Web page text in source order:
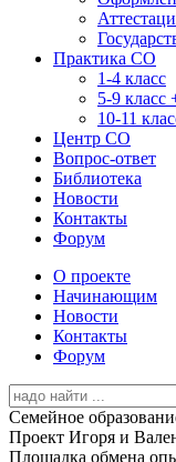
Практика СО
1-4 класс
5-9
10-11
Центр СО
Вопрос-ответ
Библиотека
Новости
Контакты
Форум
О проекте
Начинающим
Новости
Контакты
Форум
Search
for:
Семейное
Проект Игоря и
Площадка обмена